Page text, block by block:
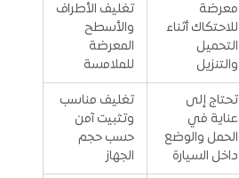
معرضة
للاحتكاك أثناء
التحميل
والتنزيل
تغليف الأطراف
والأسطح
المعرضة
للملامسة
تحتاج إلى
عناية في
الحمل والوضع
داخل السيارة
تغليف مناسب
وتثبيت آمن
حسب حجم
الجهاز